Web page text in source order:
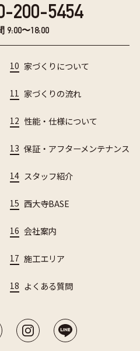
200-5454
9:00〜18:00
10 家づくりについて
11 家づくりの流れ
12 性能・仕様について
13 保証・アフターメンテナンス
14 スタッフ紹介
15 西大寺BASE
16 会社案内
17 施工エリア
18 よくある質問